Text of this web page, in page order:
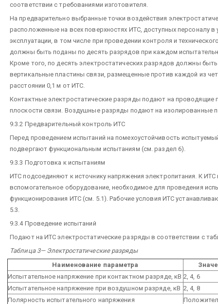
соответствии с требованиями изготовителя.
На предварительно выбранные точки воздействия
расположенные на всех поверхностях ИТС, доступных персоналу в
эксплуатации, в том числе при проведении контроля и
должны быть поданы по десять разрядов при каждом
Кроме того, по десять электростатических разрядов должны
вертикальные пластины связи, размещенные против каждой из
расстоянии 0,1 м от ИТС.
Контактные электростатические разряды подают на проводящие
плоскости связи. Воздушные разряды подают на изолированные
9.3.2 Предварительный контроль ИТС
Перед проведением испытаний на помехоустойчивость
подвергают функциональным испытаниям (см. раздел 6).
9.3.3 Подготовка к испытаниям
ИТС подсоединяют к источнику напряжения электропитания. К
вспомогательное оборудование, необходимое для проведения
функционирования ИТС (см. 5.1). Рабочие условия ИТС
5.3.
9.3.4 Проведение испытаний
Подают на ИТС электростатические разряды в соответствии с
Таблица 3— Электростатические разряды
Наименование параметра
Испытательное напряжение при контактном разряде, кВ 2, 4, 6
Испытательное напряжение при воздушном разряде, кВ 2, 4, 8
Полярность испытательного напряжения